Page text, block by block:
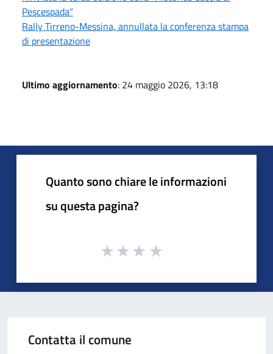
Pescespada”
Rally Tirreno-Messina, annullata la conferenza stampa
di presentazione
Ultimo aggiornamento: 24 maggio 2026, 13:18
Quanto sono chiare le informazioni
su questa pagina?
Contatta il comune